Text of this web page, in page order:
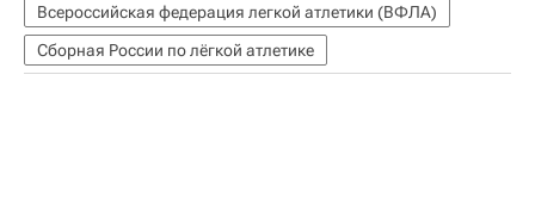
Всероссийская федерация легкой атлетики (ВФЛА)
Сборная России по лёгкой атлетике